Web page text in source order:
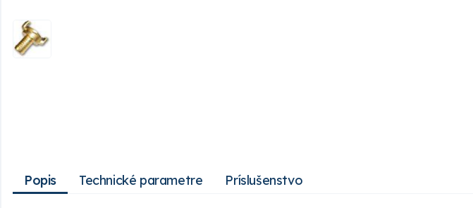
Popis Technické parametre Príslušenstvo